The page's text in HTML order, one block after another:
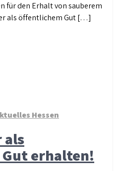
für den Erhalt von sauberem
als öffentlichem Gut […]
Hessen
als
erhalten!